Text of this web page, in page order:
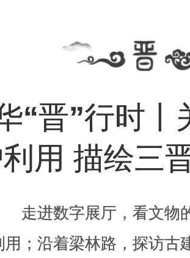
华“晋”行时
走进数字展厅，看文物
右玉，定格绿意盎然、生
盐湖畔，聚焦运城“合汽
“晋”行时丨
用 描绘三
走进数字展厅，看文物
用；沿着梁林路，探访古